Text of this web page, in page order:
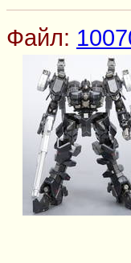
Файл: